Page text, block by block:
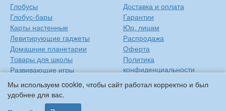
Мы используем cookie, чтобы сайт работал корректно и был
удобнее для вас.
Глобусы
Глобус-бары
Карты настенные
Левитирующие гаджеты
Домашние планетарии
Товары для школы
Развивающие игры
Оригинальные игрушки
Подарки на Новый Год
Прочее
Доставка и оплата
Гарантии
Юр. лицам
Распродажа
Оферта
Политика
конфиденциальности
О компании